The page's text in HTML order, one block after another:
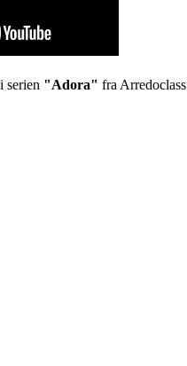
serien "Adora" fra